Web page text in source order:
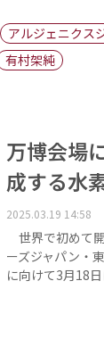
地域
キーパーソン
アルジェニクス
有村架純
万博会場
成する水
2025.03.19 14:58
世界で初めて
ーズジャパン・
に向けて3月18